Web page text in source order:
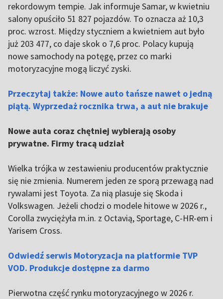
rekordowym tempie. Jak informuje Samar, w kwietniu
salony opuściło 51 827 pojazdów. To oznacza aż 10,3
proc. wzrost. Między styczniem a kwietniem aut było
już 203 477, co daje skok o 7,6 proc. Polacy kupują
nowe samochody na potęgę, przez co marki
motoryzacyjne mogą liczyć zyski.
Przeczytaj także: Nowe auto tańsze nawet o jedną
piątą. Wyprzedaż rocznika trwa, a aut nie brakuje
Nowe auta coraz chętniej wybierają osoby
prywatne. Firmy tracą udział
Wielka trójka w zestawieniu producentów praktycznie
się nie zmienia. Numerem jeden ze sporą przewagą nad
rywalami jest Toyota. Za nią plasuje się Skoda i
Volkswagen. Jeżeli chodzi o modele hitowe w 2026 r.,
Corolla zwyciężyła m.in. z Octavią, Sportage, C-HR-em i
Yarisem Cross.
Odwiedź serwis Motoryzacja na platformie TVP
VOD. Produkcje dostępne za darmo
Pierwotna część rynku motoryzacyjnego w 2026 r.